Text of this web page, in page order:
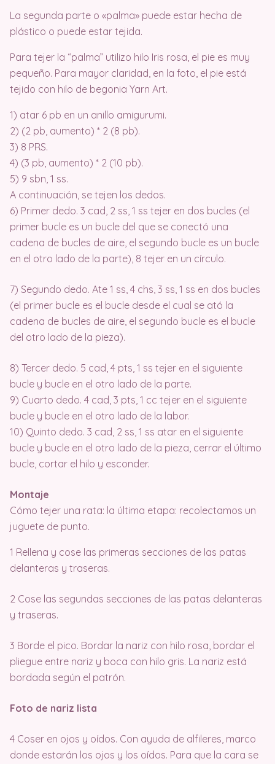
La segunda parte o «palma» puede estar hecha de
plástico o puede estar tejida.
Para tejer la “palma” utilizo hilo Iris rosa, el pie es muy
pequeño. Para mayor claridad, en la foto, el pie está
tejido con hilo de begonia Yarn Art.
1) atar 6 pb en un anillo amigurumi.
2) (2 pb, aumento) * 2 (8 pb).
3) 8 PRS.
4) (3 pb, aumento) * 2 (10 pb).
5) 9 sbn, 1 ss.
A continuación, se tejen los dedos.
6) Primer dedo. 3 cad, 2 ss, 1 ss tejer en dos bucles (el
primer bucle es un bucle del que se conectó una
cadena de bucles de aire, el segundo bucle es un bucle
en el otro lado de la parte), 8 tejer en un círculo.
7) Segundo dedo. Ate 1 ss, 4 chs, 3 ss, 1 ss en dos bucles
(el primer bucle es el bucle desde el cual se ató la
cadena de bucles de aire, el segundo bucle es el bucle
del otro lado de la pieza).
8) Tercer dedo. 5 cad, 4 pts, 1 ss tejer en el siguiente
bucle y bucle en el otro lado de la parte.
9) Cuarto dedo. 4 cad, 3 pts, 1 cc tejer en el siguiente
bucle y bucle en el otro lado de la labor.
10) Quinto dedo. 3 cad, 2 ss, 1 ss atar en el siguiente
bucle y bucle en el otro lado de la pieza, cerrar el último
bucle, cortar el hilo y esconder.
Montaje
Cómo tejer una rata: la última etapa: recolectamos un
juguete de punto.
1 Rellena y cose las primeras secciones de las patas
delanteras y traseras.
2 Cose las segundas secciones de las patas delanteras
y traseras.
3 Borde el pico. Bordar la nariz con hilo rosa, bordar el
pliegue entre nariz y boca con hilo gris. La nariz está
bordada según el patrón.
Foto de nariz lista
4 Coser en ojos y oídos. Con ayuda de alfileres, marco
donde estarán los ojos y los oídos. Para que la cara se